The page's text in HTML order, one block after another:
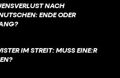
NACH
ENDE ODER
IM STREIT: MUSS EINE:R